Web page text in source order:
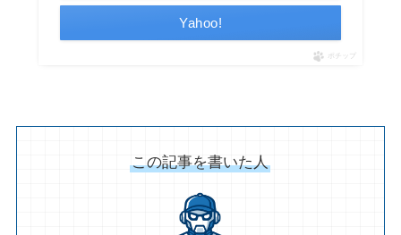
Yahoo!
ポチップ
この記事を書いた人